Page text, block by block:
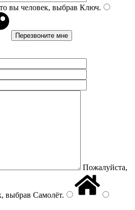
вы человек, выбрав Ключ.
Пожалуйста,
выбрав Самолёт.